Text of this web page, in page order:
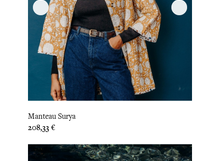
Manteau Surya
Prix
208,33 €